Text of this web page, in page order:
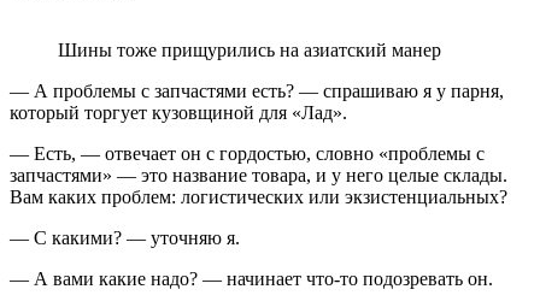
Шины тоже прищурились на азиатский манер
— А проблемы с запчастями есть? — спрашиваю я у парня,
который торгует кузовщиной для «Лад».
— Есть, — отвечает он с гордостью, словно «проблемы с
запчастями» — это название товара, и у него целые склады.
Вам каких проблем: логистических или экзистенциальных?
— С какими? — уточняю я.
— А вами какие надо? — начинает что-то подозревать он.